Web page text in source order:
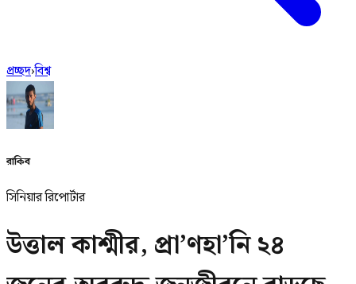
প্রচ্ছদ›বিশ্ব
রাকিব
সিনিয়ার রিপোর্টার
উত্তাল কাশ্মীর, প্রা’ণহা’নি ২৪